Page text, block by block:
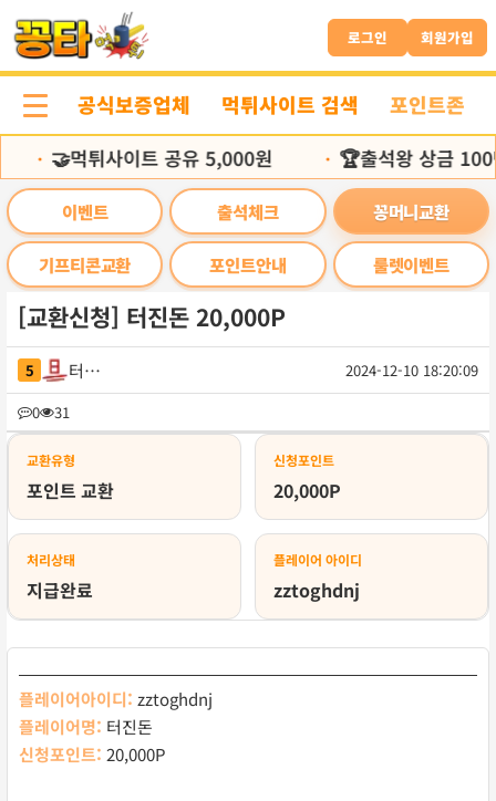
문
로
로그인 회원가입
공식보증업체 먹튀사이트 검색 포인트존
🤝먹튀사이트 공유 5,000원 🏆출석왕 상금 100
이벤트 출석체크 꽁머니교환
기프티콘교환 포인트안내 룰렛이벤트
[교환신청] 터진돈 20,000P
5 터진돈
2024-12-10 18:20:09
0
31
록
교환유형
포인트 교환
신청포인트
20,000P
처리상태
지급완료
플레이어 아이디
zztoghdnj
플레이어아이디: zztoghdnj
플레이어명: 터진돈
신청포인트: 20,000P